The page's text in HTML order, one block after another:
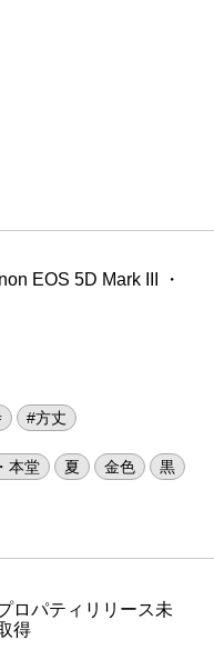
EOS 5D Mark III ・
#方丈
本堂 夏 金色
黒
ロパティリリース未
得